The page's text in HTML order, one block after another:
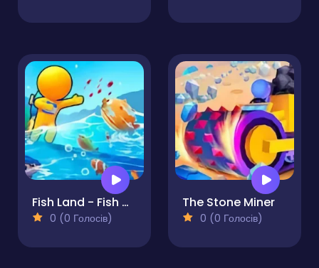
Fish Land - Fish World
0 (0 Голосів)
The Stone Miner
0 (0 Голосів)